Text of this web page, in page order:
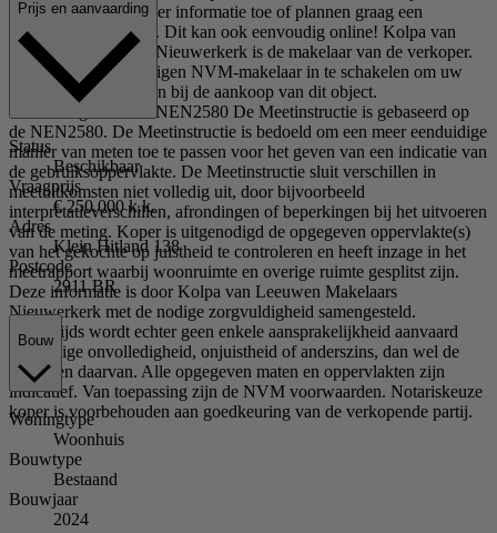
graag vrijblijvend meer informatie toe of plannen graag een
bezichtiging met u in. Dit kan ook eenvoudig online! Kolpa van
Leeuwen Makelaars Nieuwerkerk is de makelaar van de verkoper.
Wij adviseren u uw eigen NVM-makelaar in te schakelen om uw
belangen te behartigen bij de aankoop van dit object.
Toelichtingsclausule NEN2580 De Meetinstructie is gebaseerd op
de NEN2580. De Meetinstructie is bedoeld om een meer eenduidige
manier van meten toe te passen voor het geven van een indicatie van
de gebruiksoppervlakte. De Meetinstructie sluit verschillen in
meetuitkomsten niet volledig uit, door bijvoorbeeld
interpretatieverschillen, afrondingen of beperkingen bij het uitvoeren
van de meting. Koper is uitgenodigd de opgegeven oppervlakte(s)
van het gekochte op juistheid te controleren en heeft inzage in het
meetrapport waarbij woonruimte en overige ruimte gesplitst zijn.
Deze informatie is door Kolpa van Leeuwen Makelaars
Nieuwerkerk met de nodige zorgvuldigheid samengesteld.
Onzerzijds wordt echter geen enkele aansprakelijkheid aanvaard
voor enige onvolledigheid, onjuistheid of anderszins, dan wel de
gevolgen daarvan. Alle opgegeven maten en oppervlakten zijn
indicatief. Van toepassing zijn de NVM voorwaarden. Notariskeuze
koper is voorbehouden aan goedkeuring van de verkopende partij.
Prijs en aanvaarding
Status
Beschikbaar
Vraagprijs
€ 250.000 k.k.
Adres
Klein Hitland 138
Postcode
2911 BR
Bouw
Woningtype
Woonhuis
Bouwtype
Bestaand
Bouwjaar
2024